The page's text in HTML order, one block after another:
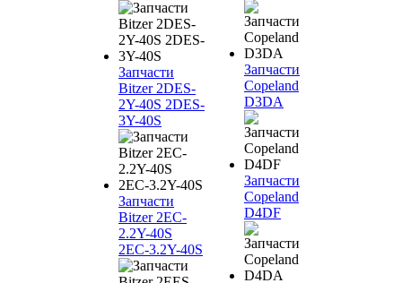
Запчасти
Bitzer 2DES-
2Y-40S 2DES-
3Y-40S
Запчасти
Bitzer 2EC-
2.2Y-40S
2EC-3.2Y-40S
Запчасти
Copeland
D3DA
Запчасти
Copeland
D4DF